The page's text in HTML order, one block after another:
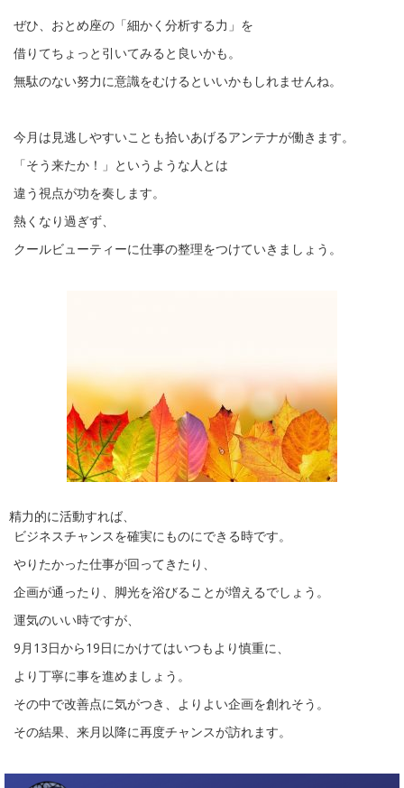
ぜひ、おとめ座の「細かく分析する力」を
借りてちょっと引いてみると良いかも。
無駄のない努力に意識をむけるといいかもしれませんね。
今月は見逃しやすいことも拾いあげるアンテナが働きます。
「そう来たか！」というような人とは
違う視点が功を奏します。
熱くなり過ぎず、
クールビューティーに仕事の整理をつけていきましょう。
精力的に活動すれば、
ビジネスチャンスを確実にものにできる時です。
やりたかった仕事が回ってきたり、
企画が通ったり、脚光を浴びることが増えるでしょう。
運気のいい時ですが、
9月13日から19日にかけてはいつもより慎重に、
より丁寧に事を進めましょう。
その中で改善点に気がつき、よりよい企画を創れそう。
その結果、来月以降に再度チャンスが訪れます。